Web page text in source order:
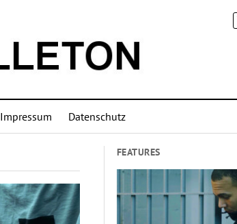
Impressum Datenschutz
FEATURES